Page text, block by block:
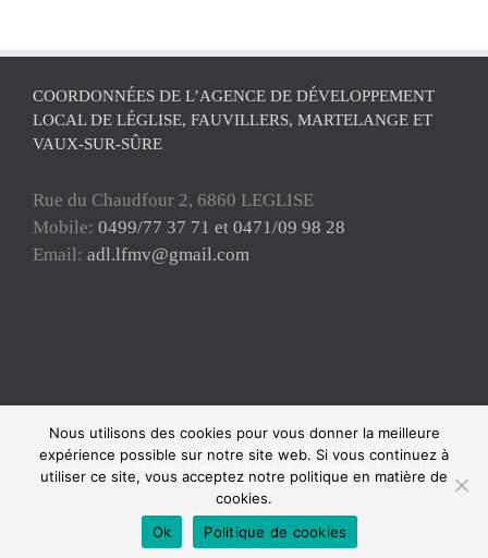
COORDONNÉES DE L’AGENCE DE DÉVELOPPEMENT
LOCAL DE LÉGLISE, FAUVILLERS, MARTELANGE ET
VAUX-SUR-SÛRE
Rue du Chaudfour 2, 6860 LEGLISE
Mobile: 0499/77 37 71 et 0471/09 98 28
Email: adl.lfmv@gmail.com
Copyright ADL Léglise-Fauvillers-Martelange-Vaux-sur-Sûre 2021 © Tous
droits réservés |
| Powered by
WordPress
Facebook
Nous utilisons des cookies pour vous donner la meilleure
expérience possible sur notre site web. Si vous continuez à
utiliser ce site, vous acceptez notre politique en matière de
cookies.
Ok
Politique de cookies